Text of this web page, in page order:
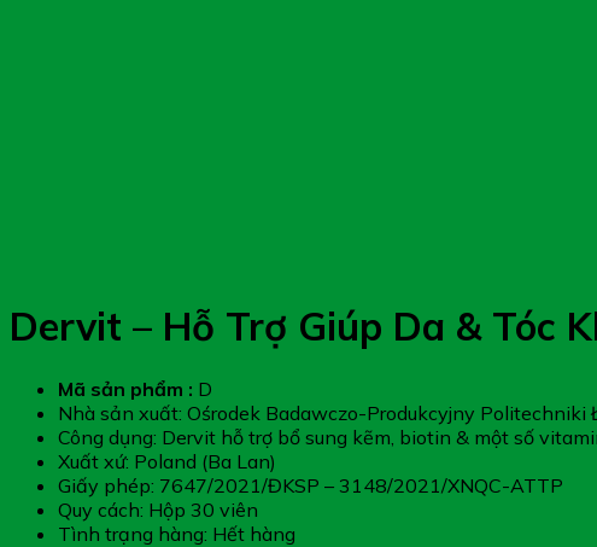
Dervit – Hỗ Trợ Giúp Da & Tóc
Mã sản phẩm : D
Nhà sản xuất: Ośrodek Badawczo-Produkcyjny Politechniki
Công dụng: Dervit hỗ trợ bổ sung kẽm, biotin & một số
Xuất xứ: Poland (Ba Lan)
Giấy phép: 7647/2021/ĐKSP – 3148/2021/XNQC-ATTP
Quy cách: Hộp 30 viên
Tình trạng hàng: Hết hàng